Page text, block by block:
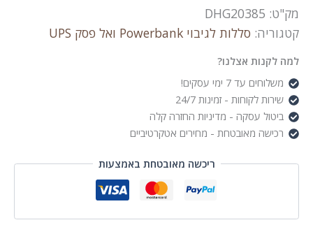
USB
+
RS232
RACMOUNT
מק"ט: DHG20385
קטגוריה: סללות לגיבוי Powerbank ואל פסק UPS
למה לקנות אצלנו?
משלוחים עד 7 ימי עסקים!
שירות לקוחות - זמינות 24/7
ביטול עסקה - מדיניות החזרה קלה
רכישה מאובטחת - מחירים אטקרטיביים
ריכשה מאובטחת באמצעות